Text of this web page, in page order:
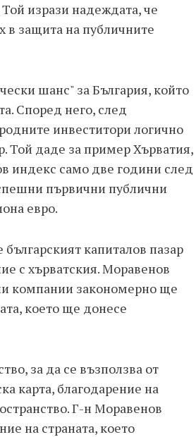
изрази надеждата, че
в защита на публичните
шанс" за България, който
Според него, след
инвеститори логично
Той даде за пример Хърватия,
индекс само две години след
първични публични
евро.
капиталов пазар
с хърватския. Моравенов
компании закономерно ще
което ще донесе
за да се възползва от
карта, благодарение на
Г-н Моравенов
на страната, което